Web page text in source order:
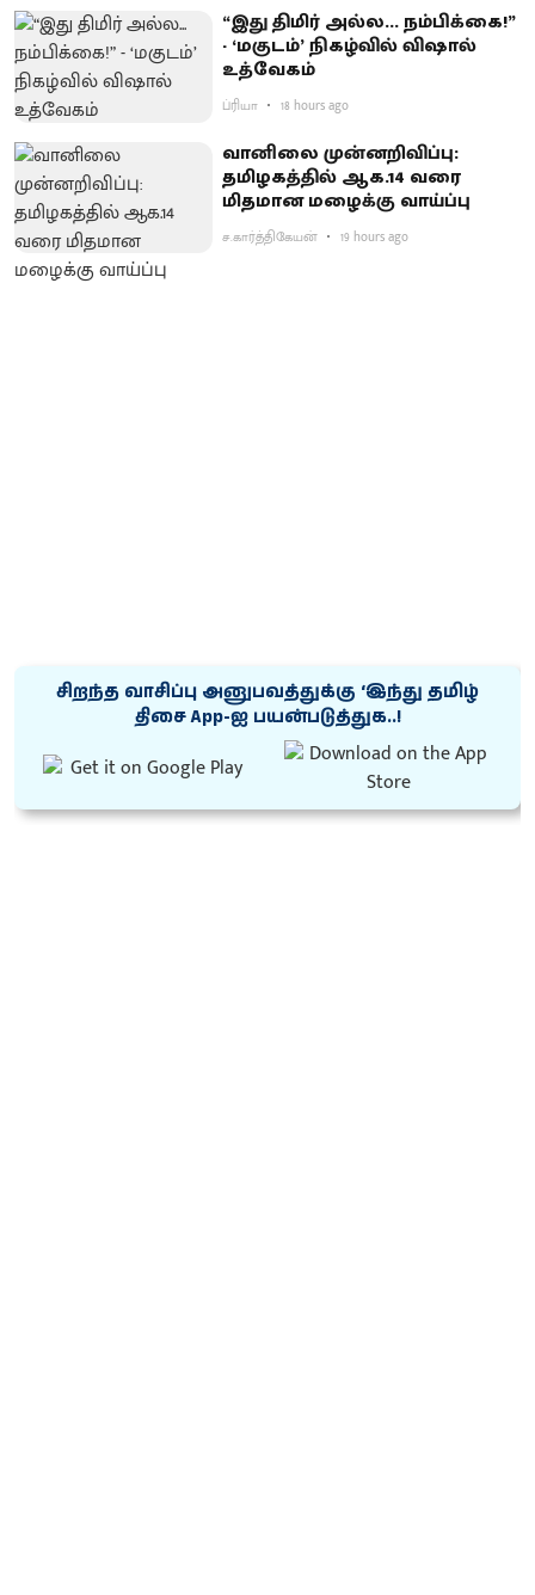
“இது திமிர் அல்ல... நம்பிக்கை!”
- ‘மகுடம்’ நிகழ்வில் விஷால்
உத்வேகம்
ப்ரியா 18 hours ago
வானிலை முன்னறிவிப்பு:
தமிழகத்தில் ஆக.14 வரை
மிதமான மழைக்கு வாய்ப்பு
ச.கார்த்திகேயன் 19 hours ago
சிறந்த வாசிப்பு அனுபவத்துக்கு ‘இந்து தமிழ்
திசை App-ஐ பயன்படுத்துக..!